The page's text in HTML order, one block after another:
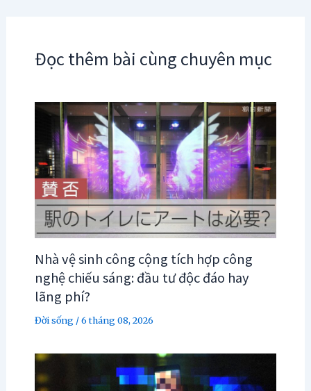
Đọc thêm bài cùng chuyên mục
Nhà vệ sinh công cộng tích hợp công
nghệ chiếu sáng: đầu tư độc đáo hay
lãng phí?
Đời sống/6 tháng 08, 2026